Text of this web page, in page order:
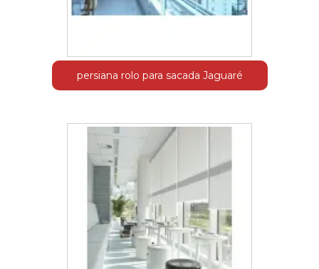
persiana rolo para sacada Jaguaré